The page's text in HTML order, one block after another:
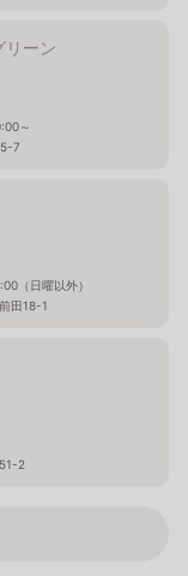
リーン
～
7
日曜以外）
田18-1
2